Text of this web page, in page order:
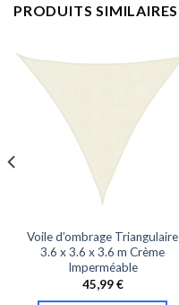
PRODUITS SIMILAIRES
Voile d’ombrage Triangulaire
3.6 x 3.6 x 3.6 m Crème
Imperméable
45,99€